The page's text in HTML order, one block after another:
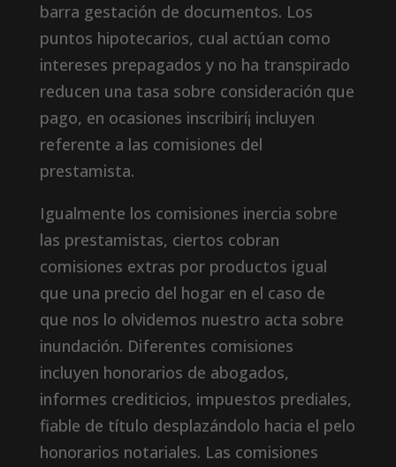
barra gestación de documentos. Los
puntos hipotecarios, cual actúan como
intereses prepagados y no ha transpirado
reducen una tasa sobre consideración que
pago, en ocasiones inscribirí¡ incluyen
referente a las comisiones del
prestamista.
Igualmente los comisiones inercia sobre
las prestamistas, ciertos cobran
comisiones extras por productos igual
que una precio del hogar en el caso de
que nos lo olvidemos nuestro acta sobre
inundación. Diferentes comisiones
incluyen honorarios de abogados,
informes crediticios, impuestos prediales,
fiable de título desplazándolo hacia el pelo
honorarios notariales. Las comisiones